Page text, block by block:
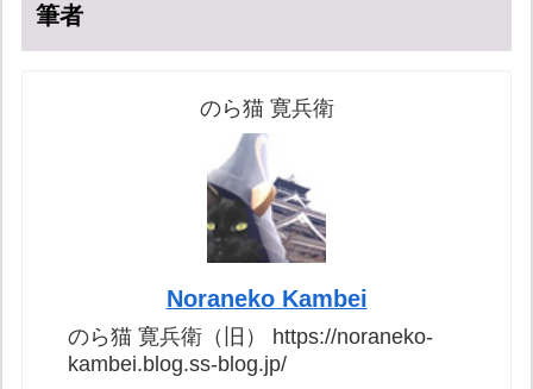
筆者
のら猫 寛兵衛
Noraneko Kambei
のら猫 寛兵衛（旧） https://noraneko-
kambei.blog.ss-blog.jp/